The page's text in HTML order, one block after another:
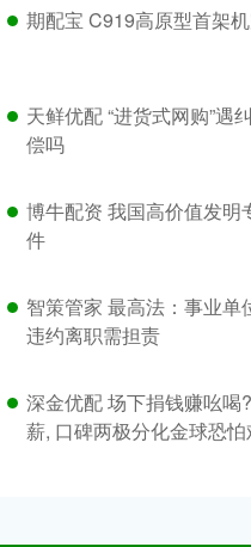
期配宝 C919高原型首架
天鲜优配 “进货式网购”遇
偿吗
博牛配资 我国高价值发明
件
智策管家 最高法：事业单
违约离职需担责
深金优配 场下捐钱赚吆喝
薪, 口碑两极分化金球恐怕